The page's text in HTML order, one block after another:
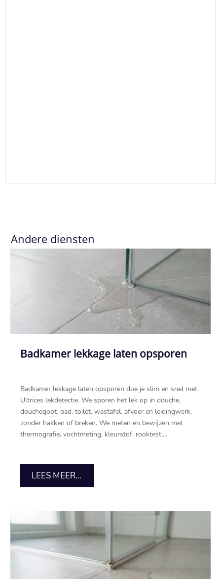
Andere diensten
Badkamer lekkage laten opsporen
Badkamer lekkage laten opsporen doe je slim en snel met
Ultrices lekdetectie.​ We sporen het lek op in douche,
douchegoot, bad, toilet, wastafel, afvoer en leidingwerk,
zonder hakken of breken.​ We meten en bewijzen met
thermografie, vochtmeting, kleurstof, rooktest,...
LEES MEER...